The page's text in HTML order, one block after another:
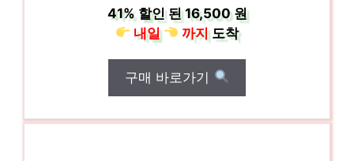
41%할인 된16,500 원
내일
까지도착
구매 바로가기